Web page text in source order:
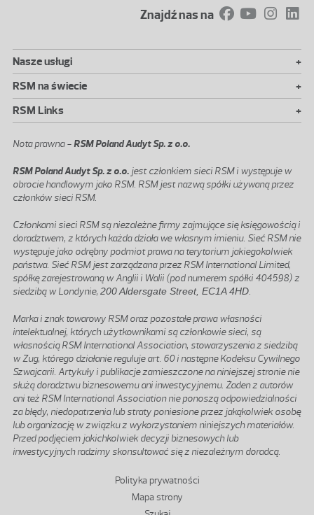
Znajdź nas na
Nasze usługi
+
RSM na świecie
+
RSM Links
+
Nota prawna -RSM Poland Audyt Sp. z o.o.
RSM Poland Audyt Sp. z o.o. jest członkiem sieci RSM i występuje w
obrocie handlowym jako RSM. RSM jest nazwą spółki używaną przez
członków sieci RSM.
Członkami sieci RSM są niezależne firmy zajmujące się księgowością i
doradztwem, z których każda działa we własnym imieniu. Sieć RSM nie
występuje jako odrębny podmiot prawa na terytorium jakiegokolwiek
państwa. Sieć RSM jest zarządzana przez RSM International Limited,
spółkę zarejestrowaną w Anglii i Walii (pod numerem spółki 404598) z
siedzibą w Londynie, 200 Aldersgate Street, EC1A 4HD.
Marka i znak towarowy RSM oraz pozostałe prawa własności
intelektualnej, których użytkownikami są członkowie sieci, są
własnością RSM International Association, stowarzyszenia z siedzibą
w Zug, którego działanie reguluje art. 60 i następne Kodeksu Cywilnego
Szwajcarii. Artykuły i publikacje zamieszczone na niniejszej stronie nie
służą doradztwu biznesowemu ani inwestycyjnemu. Żaden z autorów
ani też RSM International Association nie ponoszą odpowiedzialności
za błędy, niedopatrzenia lub straty poniesione przez jakąkolwiek osobę
lub organizację w związku z wykorzystaniem niniejszych materiałów.
Przed podjęciem jakichkolwiek decyzji biznesowych lub
inwestycyjnych radzimy skonsultować się z niezależnym doradcą.
Polityka prywatności
Mapa strony